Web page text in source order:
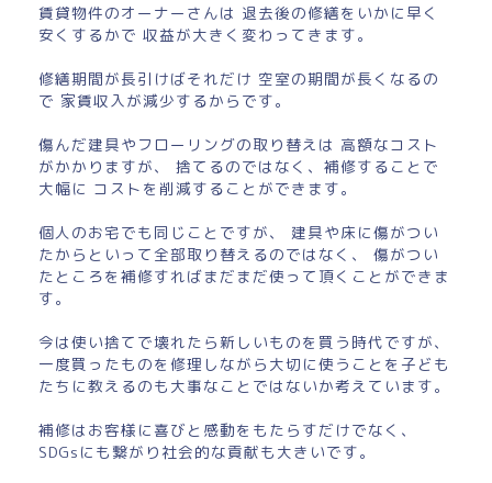
賃貸物件のオーナーさんは 退去後の修繕をいかに早く
安くするかで 収益が大きく変わってきます。
修繕期間が長引けばそれだけ 空室の期間が長くなるの
で 家賃収入が減少するからです。
傷んだ建具やフローリングの取り替えは 高額なコスト
がかかりますが、 捨てるのではなく、補修することで
大幅に コストを削減することができます。
個人のお宅でも同じことですが、 建具や床に傷がつい
たからといって全部取り替えるのではなく、 傷がつい
たところを補修すればまだまだ使って頂くことができま
す。
今は使い捨てで壊れたら新しいものを買う時代ですが、
一度買ったものを修理しながら大切に使うことを子ども
たちに教えるのも大事なことではないか考えています。
補修はお客様に喜びと感動をもたらすだけでなく、
SDGsにも繋がり社会的な貢献も大きいです。